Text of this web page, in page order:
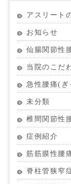
アスリート
お知らせ
仙腸関節性
当院のこだ
急性腰痛(ぎ
未分類
椎間関節性
症例紹介
筋筋膜性腰
脊柱管狭窄